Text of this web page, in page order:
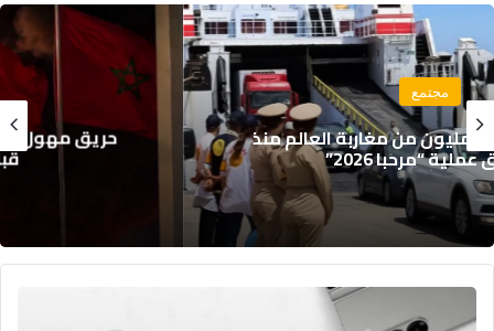
مجتمع
حريق مهول يلتهم خيام موسم مولاي عبد الله
قبل انطلاقه الرسمي
أهم
ما